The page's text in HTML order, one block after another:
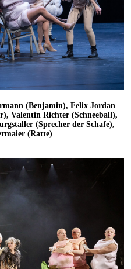
(Benjamin), Felix Jordan
Valentin Richter (Schneeball),
(Sprecher der Schafe),
(Ratte)